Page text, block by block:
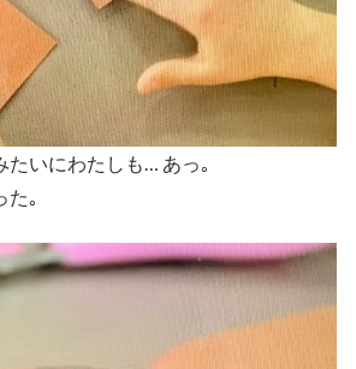
たいにわたしも… あっ｡
た｡